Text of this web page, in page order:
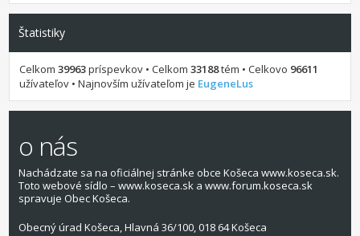
Štatistiky
Celkom39963príspevkov • Celkom33188tém • Celkovo 96611
užívateľov • Najnovším užívateľom je EugeneLus
o nás
Nachádzate sa na oficiálnej stránke obce Košeca www.koseca.sk.
Toto webové sídlo – www.koseca.sk a www.forum.koseca.sk
spravuje Obec Košeca.
Obecný úrad Košeca, Hlavná 36/100, 018 64 Košeca